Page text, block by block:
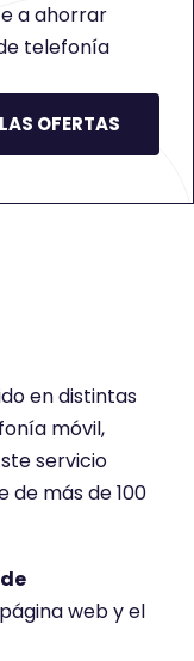
a ahorrar
telefonía
OFERTAS
en distintas
móvil,
servicio
más de 100
web y el